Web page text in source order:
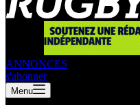
ANNONCES
s'abonner
Menu